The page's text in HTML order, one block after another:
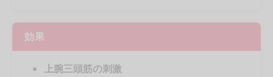
効果
上腕三頭筋の刺激